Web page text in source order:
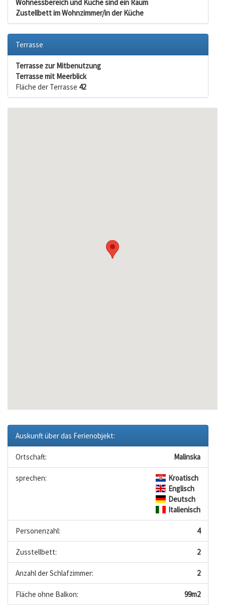
Wohnessbereich und Küche sind ein Raum
Zustellbett im Wohnzimmer/in der Küche
Terrasse
Terrasse zur Mitbenutzung
Terrasse mit Meerblick
Fläche der Terrasse 42
Auskunft über das Ferienobjekt:
Ortschaft: Malinska
sprechen:
Kroatisch
Englisch
Deutsch
Italienisch
Personenzahl: 4
Zusstellbett: 2
Anzahl der Schlafzimmer: 2
Fläche ohne Balkon: 99m2